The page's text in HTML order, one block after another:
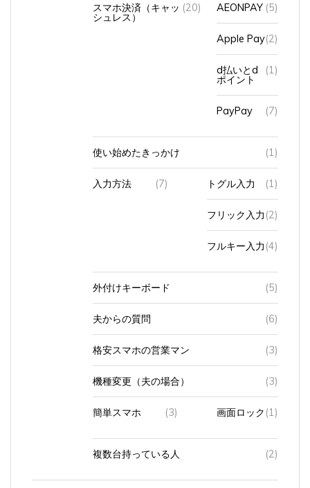
スマホ決済（キャッ
シュレス）
(20) AEONPAY (5)
Apple Pay(2)
d払いとd
ポイント
(1)
PayPay (7)
使い始めたきっかけ (1)
入力方法 (7) トグル入力 (1)
フリック入力 (2)
フルキー入力 (4)
外付けキーボード (5)
夫からの質問 (6)
格安スマホの営業マン (3)
機種変更（夫の場合） (3)
簡単スマホ (3) 画面ロック (1)
複数台持っている人 (2)